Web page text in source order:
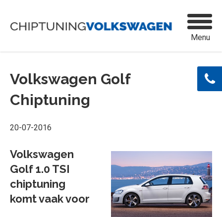
Menu
Volkswagen Golf
Chiptuning
20-07-2016
Volkswagen
Golf 1.0 TSI
chiptuning
komt vaak voor